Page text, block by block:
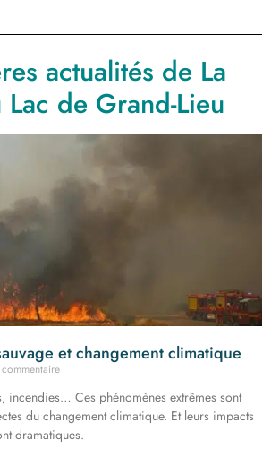
actualités de La
de Grand-Lieu
et changement climatique
incendies… Ces phénomènes extrêmes sont
du changement climatique. Et leurs impacts
dramatiques.